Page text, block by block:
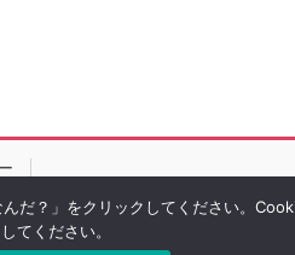
のペースで学習できます All Rights
？」をクリックしてください。
てください。